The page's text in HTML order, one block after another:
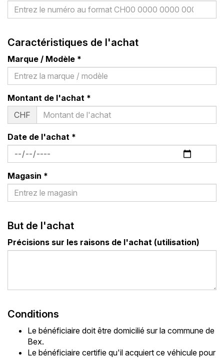
Caractéristiques de l'achat
Marque / Modèle *
Montant de l'achat *
CHF
Date de l'achat *
Magasin *
But de l'achat
Précisions sur les raisons de l'achat (utilisation)
Conditions
Le bénéficiaire doit être domicilié sur la commune de
Bex.
Le bénéficiaire certifie qu'il acquiert ce véhicule pour